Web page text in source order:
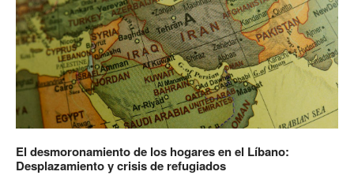
El desmoronamiento de los hogares en el Líbano:
Desplazamiento y crisis de refugiados